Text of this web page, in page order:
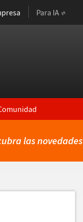
Para IA
las novedades